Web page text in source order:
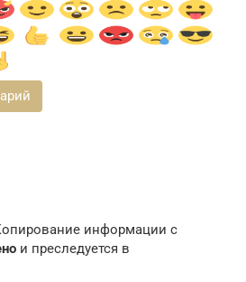
информации с
и преследуется в